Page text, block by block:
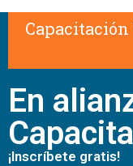
Capacitación
En
¡Inscríbete gratis!